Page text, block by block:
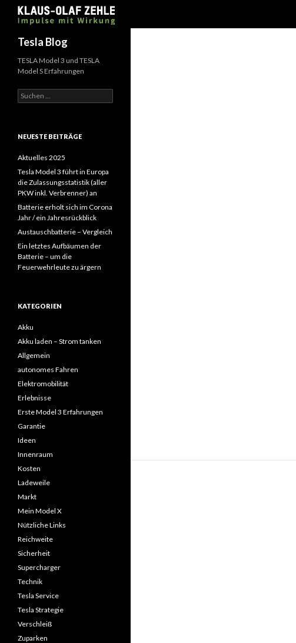
Suchen
Tesla Blog
TESLA Model 3 und TESLA
Model S Erfahrungen
Suchen
nach:
NEUESTE BEITRÄGE
Aktuelles 2025
Tesla Model 3 führt in Europa
die Zulassungsstatistik (aller
PKW inkl. Verbrenner) an
Batterie erholt sich im Corona
Jahr / ein Jahresrückblick
Austauschbatterie – Vergleich
Ein letztes Aufbäumen der
Batterie – um die
Feuerwehrleute zu ärgern
KATEGORIEN
Akku
Akku laden – Strom tanken
Allgemein
autonomes Fahren
Elektromobilität
Erlebnisse
Erste Model 3 Erfahrungen
Garantie
Ideen
Innenraum
Kosten
Ladeweile
Markt
Mein Model X
Nützliche Links
Reichweite
Sicherheit
Supercharger
Technik
Tesla Service
Tesla Strategie
Verschleiß
Zuparken